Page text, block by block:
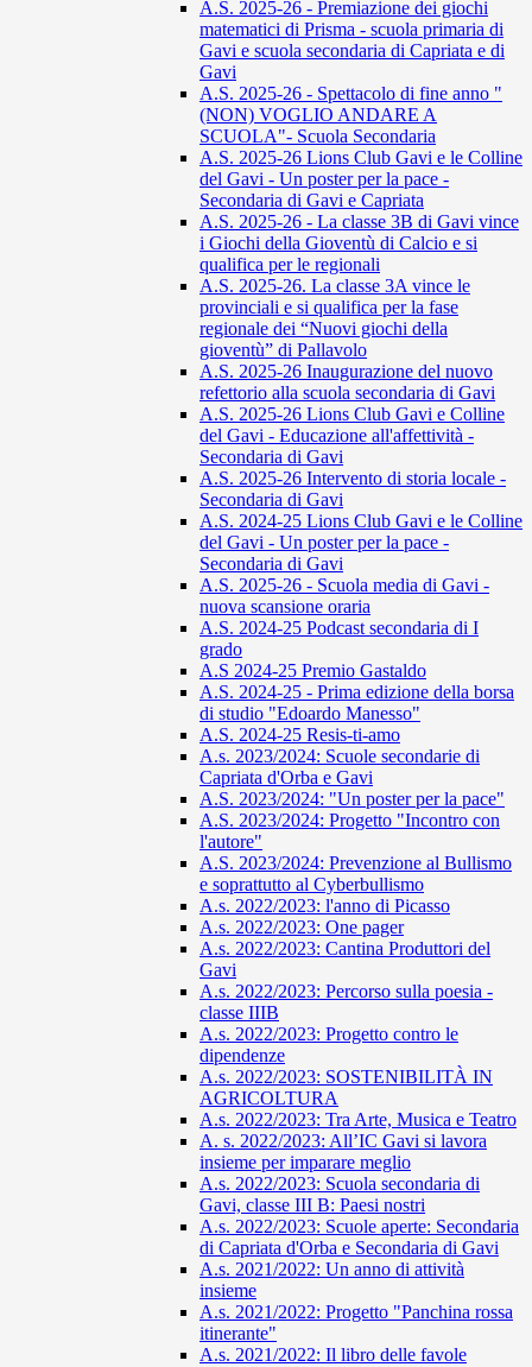
A.S. 2025-26 - Premiazione dei giochi
matematici di Prisma - scuola primaria di
Gavi e scuola secondaria di Capriata e di
Gavi
A.S. 2025-26 - Spettacolo di fine anno "
(NON) VOGLIO ANDARE A
SCUOLA"- Scuola Secondaria
A.S. 2025-26 Lions Club Gavi e le Colline
del Gavi - Un poster per la pace -
Secondaria di Gavi e Capriata
A.S. 2025-26 - La classe 3B di Gavi vince
i Giochi della Gioventù di Calcio e si
qualifica per le regionali
A.S. 2025-26. La classe 3A vince le
provinciali e si qualifica per la fase
regionale dei “Nuovi giochi della
gioventù” di Pallavolo
A.S. 2025-26 Inaugurazione del nuovo
refettorio alla scuola secondaria di Gavi
A.S. 2025-26 Lions Club Gavi e Colline
del Gavi - Educazione all'affettività -
Secondaria di Gavi
A.S. 2025-26 Intervento di storia locale -
Secondaria di Gavi
A.S. 2024-25 Lions Club Gavi e le Colline
del Gavi - Un poster per la pace -
Secondaria di Gavi
A.S. 2025-26 - Scuola media di Gavi -
nuova scansione oraria
A.S. 2024-25 Podcast secondaria di I
grado
A.S 2024-25 Premio Gastaldo
A.S. 2024-25 - Prima edizione della borsa
di studio "Edoardo Manesso"
A.S. 2024-25 Resis-ti-amo
A.s. 2023/2024: Scuole secondarie di
Capriata d'Orba e Gavi
A.S. 2023/2024: "Un poster per la pace"
A.S. 2023/2024: Progetto "Incontro con
l'autore"
A.S. 2023/2024: Prevenzione al Bullismo
e soprattutto al Cyberbullismo
A.s. 2022/2023: l'anno di Picasso
A.s. 2022/2023: One pager
A.s. 2022/2023: Cantina Produttori del
Gavi
A.s. 2022/2023: Percorso sulla poesia -
classe IIIB
A.s. 2022/2023: Progetto contro le
dipendenze
A.s. 2022/2023: SOSTENIBILITÀ IN
AGRICOLTURA
A.s. 2022/2023: Tra Arte, Musica e Teatro
A. s. 2022/2023: All’IC Gavi si lavora
insieme per imparare meglio
A.s. 2022/2023: Scuola secondaria di
Gavi, classe III B: Paesi nostri
A.s. 2022/2023: Scuole aperte: Secondaria
di Capriata d'Orba e Secondaria di Gavi
A.s. 2021/2022: Un anno di attività
insieme
A.s. 2021/2022: Progetto "Panchina rossa
itinerante"
A.s. 2021/2022: Il libro delle favole